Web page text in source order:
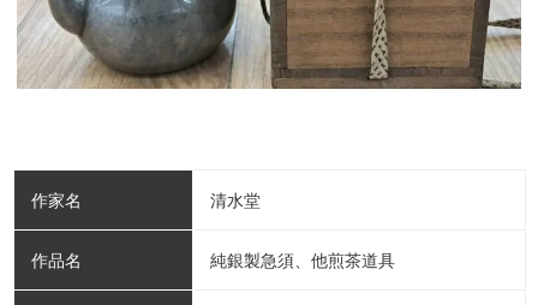
作家名 清水堂
作品名 純銀製急須、他煎茶道具